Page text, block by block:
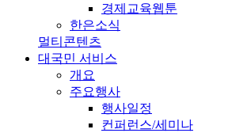
경제교육웹툰
한은소식
멀티콘텐츠
대국민 서비스
개요
주요행사
행사일정
컨퍼런스/세미나